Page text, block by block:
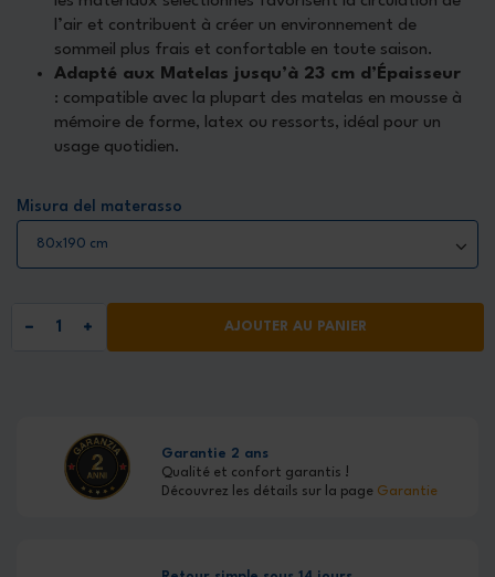
l’air et contribuent à créer un environnement de
sommeil plus frais et confortable en toute saison.
Adapté aux Matelas jusqu’à 23 cm d’Épaisseur
: compatible avec la plupart des matelas en mousse à
mémoire de forme, latex ou ressorts, idéal pour un
usage quotidien.
Misura del materasso
AJOUTER AU PANIER
Garantie 2 ans
Qualité et confort garantis !
Découvrez les détails sur la page Garantie